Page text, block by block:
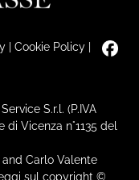
| Cookie Policy|
S.r.l. (P.IVA
di Vicenza n°1135 del
Carlo Valente
sul copyright ©